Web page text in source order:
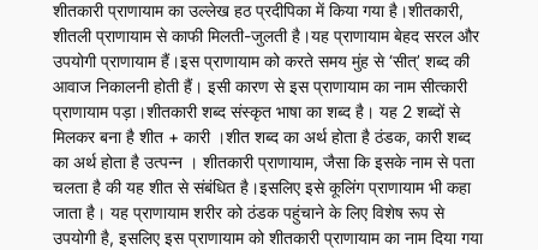
शीतकारी प्राणायाम का उल्लेख हठ प्रदीपिका में किया गया है।शीतकारी,
शीतली प्राणायाम से काफी मिलती-जुलती है।यह प्राणायाम बेहद सरल और
उपयोगी प्राणायाम हैं।इस प्राणायाम को करते समय मुंह से ‘सीत्‌’ शब्द की
आवाज निकालनी होती हैं। इसी कारण से इस प्राणायाम का नाम सीत्कारी
प्राणायाम पड़ा।शीतकारी शब्द संस्कृत भाषा का शब्द है। यह 2 शब्दों से
मिलकर बना है शीत + कारी ।शीत शब्द का अर्थ होता है ठंडक, कारी शब्द
का अर्थ होता है उत्पन्न । शीतकारी प्राणायाम, जैसा कि इसके नाम से पता
चलता है की यह शीत से संबंधित है।इसलिए इसे कूलिंग प्राणायाम भी कहा
जाता है। यह प्राणायाम शरीर को ठंडक पहुंचाने के लिए विशेष रूप से
उपयोगी है, इसलिए इस प्राणायाम को शीतकारी प्राणायाम का नाम दिया गया